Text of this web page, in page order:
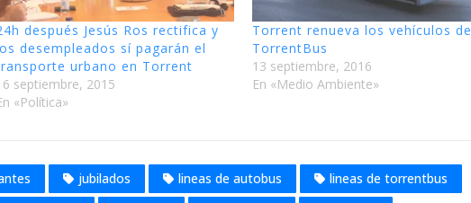
después Jesús Ros rectifica y
desempleados sí pagarán el
urbano en Torrent
septiembre, 2015
«Política»
Torrent renueva los vehículos de
TorrentBus
13 septiembre, 2016
En «Medio Ambiente»
jubilados lineas de autobus
lineas de torrentbus